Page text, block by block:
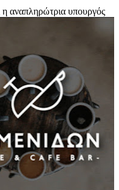
αναπληρώτρια υπουργός